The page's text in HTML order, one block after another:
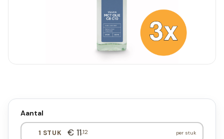
Aantal
1 STUK € 11,12 per stuk